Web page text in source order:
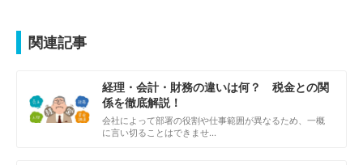
関連記事
経理・会計・財務の違いは何？ 税金との関
係を徹底解説！
会社によって部署の役割や仕事範囲が異なるため、一概
に言い切ることはできませ…